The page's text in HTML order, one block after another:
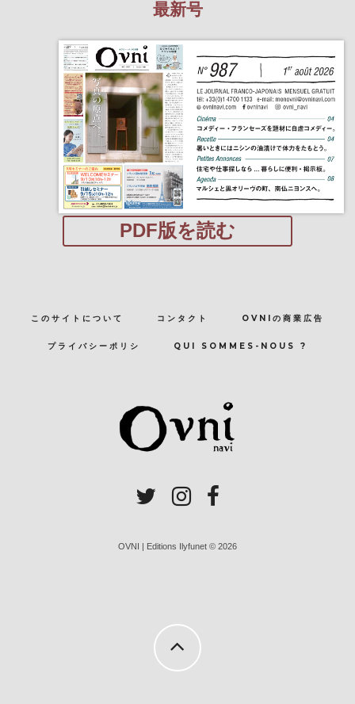
最新号
PDF版を読む
このサイトについて コンタクト OVNIの商業広告
プライバシーポリシ QUI SOMMES-NOUS ?
OVNI | Editions Ilyfunet © 2026